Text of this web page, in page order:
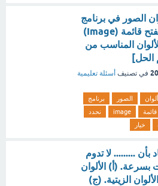
الصور في برنامج
تصميم الصور نفتح قائمة (Image)
المناسب من
الحل]
في تصنيف أسئلة تعليمية
ألوان الصور
برنامج
قائمة image
نحدد
خيار
بأن ......... لا تدوم
بسرعة. (أ) الألوان
الزيتية. (ج)